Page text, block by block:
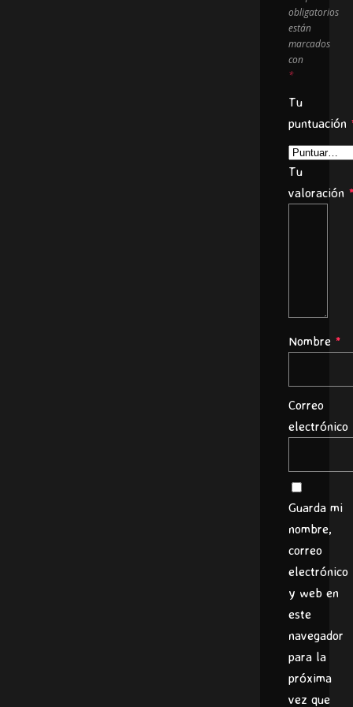
obligatorios
están
marcados
con
*
Tu
puntuación
Tu
valoración
Nombre *
Correo
electrónico
Guarda mi
nombre,
correo
electrónico
y web en
este
navegador
para la
próxima
vez que